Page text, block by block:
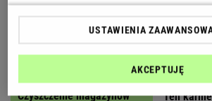
Czyszczenie magazynów
Ten
USTAWIENIA
AKCEPTUJĘ